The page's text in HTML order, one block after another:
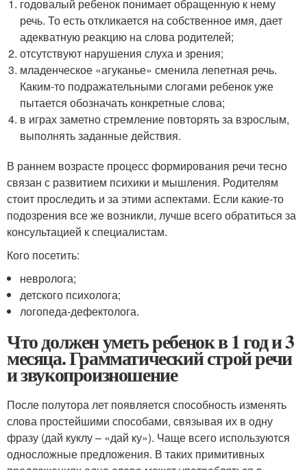
годовалый ребенок понимает обращенную к нему
речь. То есть откликается на собственное имя, дает
адекватную реакцию на слова родителей;
отсутствуют нарушения слуха и зрения;
младенческое «агуканье» сменила лепетная речь.
Каким-то подражательными слогами ребенок уже
пытается обозначать конкретные слова;
в играх заметно стремление повторять за взрослым,
выполнять заданные действия.
В раннем возрасте процесс формирования речи тесно
связан с развитием психики и мышления. Родителям
стоит проследить и за этими аспектами. Если какие-то
подозрения все же возникли, лучше всего обратиться за
консультацией к специалистам.
Кого посетить:
невролога;
детского психолога;
логопеда-дефектолога.
Что должен уметь ребенок в 1 год и 3
месяца. Грамматический строй речи
и звукопроизношение
После полутора лет появляется способность изменять
слова простейшими способами, связывая их в одну
фразу (дай куклу – «дай ку»). Чаще всего используются
односложные предложения. В таких примитивных